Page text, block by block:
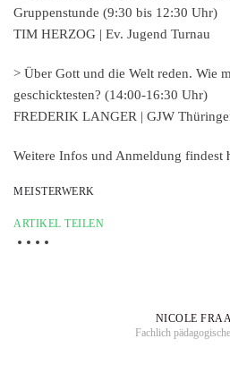
Gruppenstunde (9:30 bis 12:30 Uhr)
TIM HERZOG | Ev. Jugend Turnau
> Über Gott und die Welt reden. Wie
geschicktesten? (14:00-16:30 Uhr)
FREDERIK LANGER | GJW
Weitere Infos und Anmeldung findest
MEISTERWERK
ARTIKEL TEILEN
NICOLE
Fachlich